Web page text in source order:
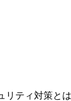
リティ対策と